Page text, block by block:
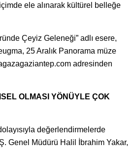
ele alınarak kültürel belleğe
Çeyiz Geleneği” adlı esere,
25 Aralık Panorama müze
adresinden
OLMASI YÖNÜYLE ÇOK
değerlendirmelerde
Genel Müdürü Halil İbrahim Yakar,